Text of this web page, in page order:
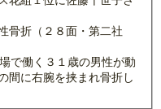
骨折（２８面・第二社
で働く３１歳の男性が動
間に右腕を挟まれ骨折し